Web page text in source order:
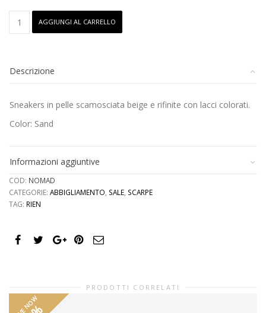
Studio
pelle
scamosciata
AGGIUNGI AL CARRELLO
Descrizione
Sneakers in pelle scamosciata beige e rifinite con lacci colorati.
Color: Sand
Informazioni aggiuntive
COD: NOMAD
CATEGORIE: ABBIGLIAMENTO SALE SCARPE
TAG: RIEN
PRODOTTI CORRELATI